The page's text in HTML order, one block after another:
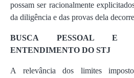
possam ser racionalmente
da diligência e das provas dela
BUSCA PESSOAL E
ENTENDIMENTO DO STJ
A relevância dos limites